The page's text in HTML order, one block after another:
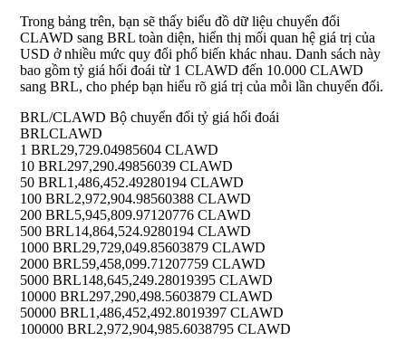
Trong bảng trên, bạn sẽ thấy biểu đồ dữ liệu chuyển đổi
CLAWD sang BRL toàn diện, hiển thị mối quan hệ giá trị của
USD ở nhiều mức quy đổi phổ biến khác nhau. Danh sách này
bao gồm tỷ giá hối đoái từ 1 CLAWD đến 10.000 CLAWD
sang BRL, cho phép bạn hiểu rõ giá trị của mỗi lần chuyển đổi.
BRL/CLAWD Bộ chuyển đổi tỷ giá hối đoái
BRLCLAWD
1 BRL29,729.04985604 CLAWD
10 BRL297,290.49856039 CLAWD
50 BRL1,486,452.49280194 CLAWD
100 BRL2,972,904.98560388 CLAWD
200 BRL5,945,809.97120776 CLAWD
500 BRL14,864,524.9280194 CLAWD
1000 BRL29,729,049.85603879 CLAWD
2000 BRL59,458,099.71207759 CLAWD
5000 BRL148,645,249.28019395 CLAWD
10000 BRL297,290,498.5603879 CLAWD
50000 BRL1,486,452,492.8019397 CLAWD
100000 BRL2,972,904,985.6038795 CLAWD